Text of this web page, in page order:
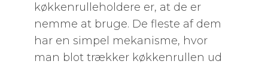
køkkenrulleholdere er, at de er
nemme at bruge. De fleste af dem
har en simpel mekanisme, hvor
man blot trækker køkkenrullen ud